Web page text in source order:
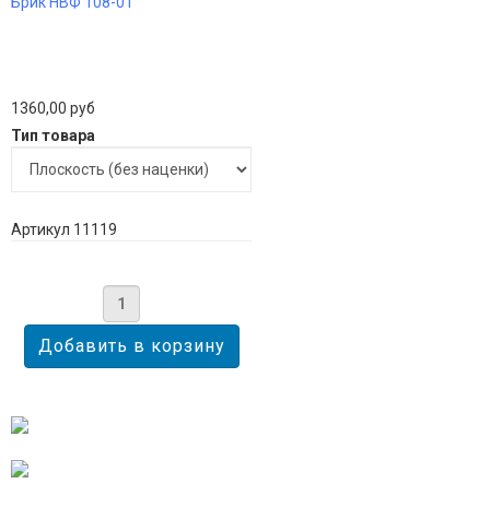
1360,00 руб
Тип товара
Артикул 11119